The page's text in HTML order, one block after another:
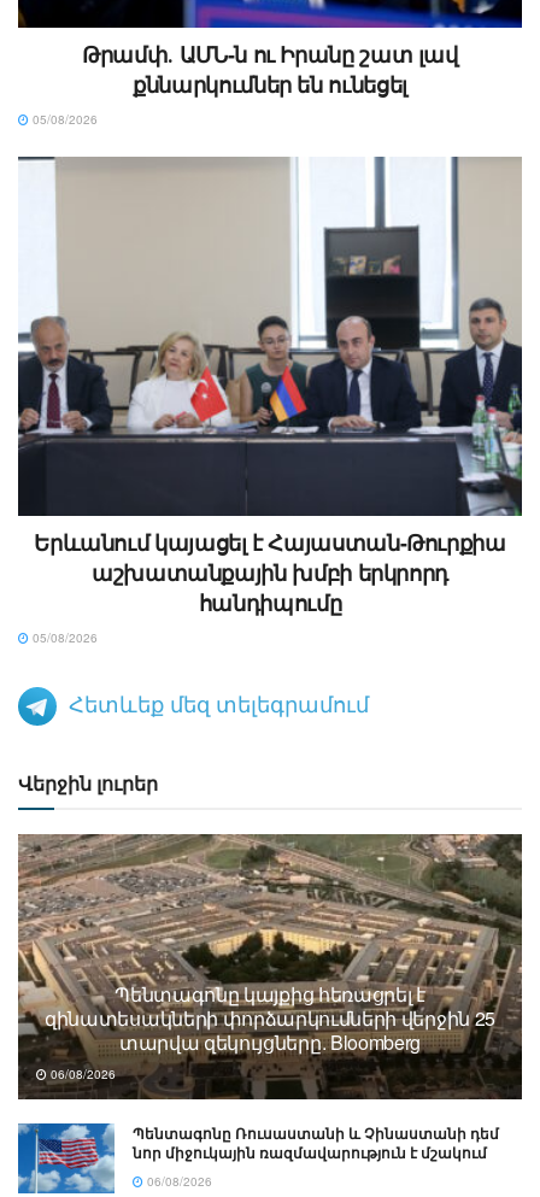
Թրամփ․ ԱՄՆ-ն ու Իրանը շատ լավ
քննարկումներ են ունեցել
05/08/2026
Երևանում կայացել է Հայաստան-Թուրքիա
աշխատանքային խմբի երկրորդ
հանդիպումը
05/08/2026
Հետևեք մեզ տելեգրամում
Վերջին լուրեր
Պենտագոնը կայքից հեռացրել է
զինատեսակների փորձարկումների վերջին 25
տարվա զեկույցները. Bloomberg
06/08/2026
Պենտագոնը Ռուսաստանի և Չինաստանի դեմ
նոր միջուկային ռազմավարություն է մշակում
06/08/2026